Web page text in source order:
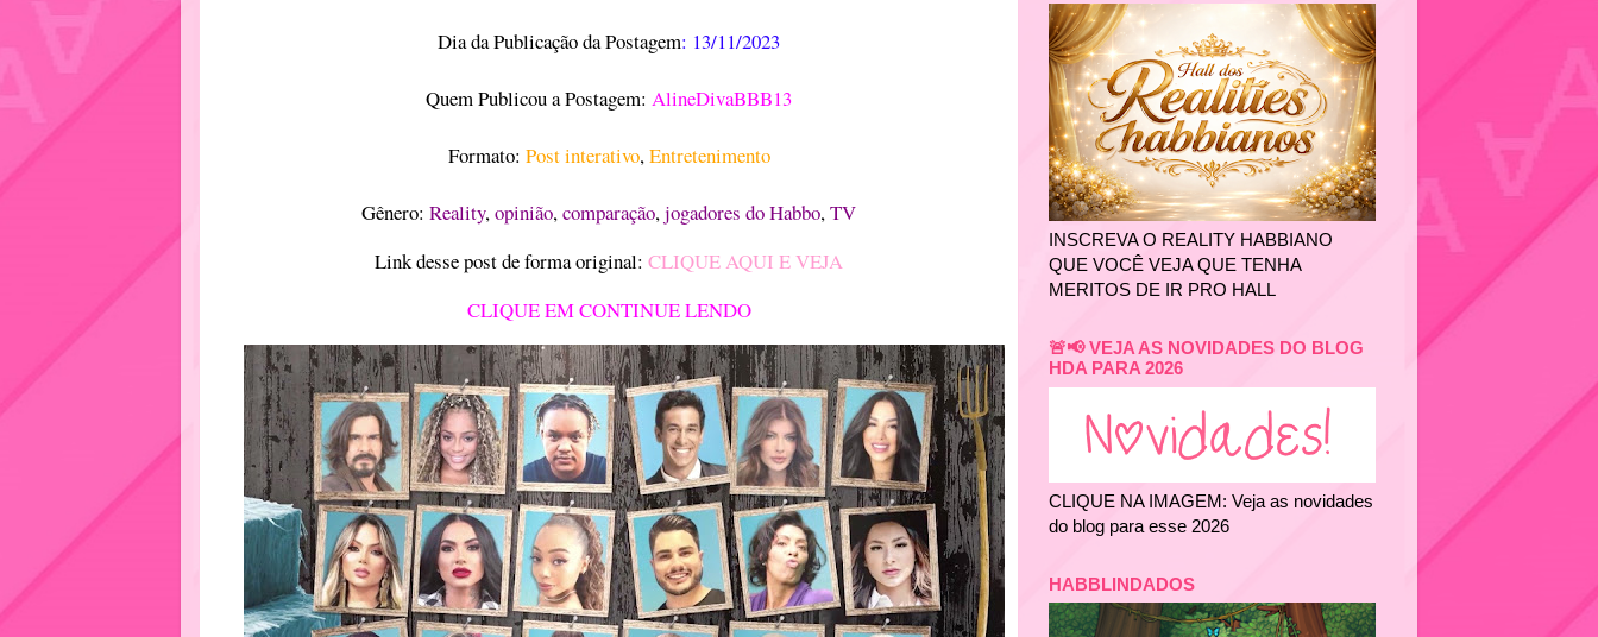
Dia da Publicação da Postagem: 13/11/2023
Quem Publicou a Postagem: AlineDivaBBB13
Formato: Post interativo,Entretenimento
Gênero: Reality,opinião,comparação,jogadores do Habbo,TV
Link desse post de forma original: CLIQUE AQUI E VEJA
CLIQUE EM CONTINUE LENDO
INSCREVA O REALITY HABBIANO
QUE VOCÊ VEJA QUE TENHA
MERITOS DE IR PRO HALL
🚨📢 VEJA AS NOVIDADES DO BLOG
HDA PARA 2026
CLIQUE NA IMAGEM: Veja as novidades
do blog para esse 2026
HABBLINDADOS